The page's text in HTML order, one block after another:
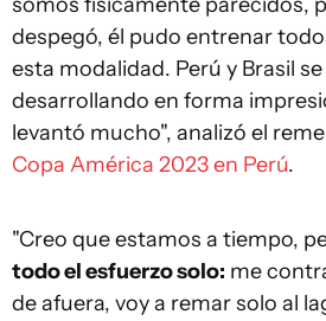
despegó, él pudo entrenar
esta modalidad. Perú y Brasil
desarrollando en forma
levantó mucho", analizó el
Copa América 2023 en Perú.
"Creo que estamos a tiempo,
todo el esfuerzo solo: me
de afuera, voy a remar solo al